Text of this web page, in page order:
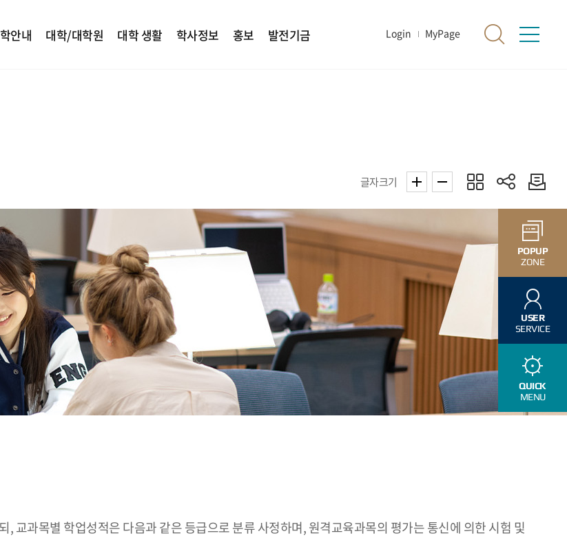
안내 대학/대학원 대학 생활 학사정보 홍보 발전기금 Login MyPage
POPUP
ZONE
USER
SERVICE
QUICK
MENU
글자크기
교과목별 학업성적은 다음과 같은 등급으로 분류 사정하며, 원격교육과목의 평가는 통신에 의한 시험 및